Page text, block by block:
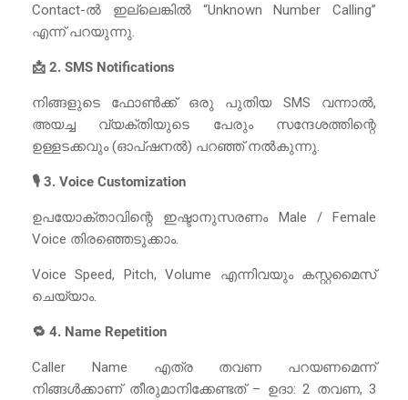
Contact-ൽ ഇല്ലെങ്കിൽ “Unknown Number Calling”
എന്ന് പറയുന്നു.
📩 2. SMS Notifications
നിങ്ങളുടെ ഫോൺക്ക് ഒരു പുതിയ SMS വന്നാൽ,
അയച്ച വ്യക്തിയുടെ പേരും സന്ദേശത്തിന്റെ
ഉള്ളടക്കവും (ഓപ്ഷനൽ) പറഞ്ഞ് നൽകുന്നു.
🎙️ 3. Voice Customization
ഉപയോക്താവിന്റെ ഇഷ്ടാനുസരണം Male / Female
Voice തിരഞ്ഞെടുക്കാം.
Voice Speed, Pitch, Volume എന്നിവയും കസ്റ്റമൈസ്
ചെയ്യാം.
🔁 4. Name Repetition
Caller Name എത്ര തവണ പറയണമെന്ന്
നിങ്ങൾക്കാണ് തീരുമാനിക്കേണ്ടത് – ഉദാ: 2 തവണ, 3